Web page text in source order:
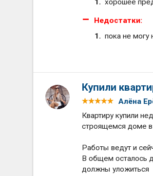
хорошее
Недостатки:
пока не могу
Купили
Алёна
Квартиру купили
строящемся доме
Работы ведут и
В общем осталось
должны уложиться